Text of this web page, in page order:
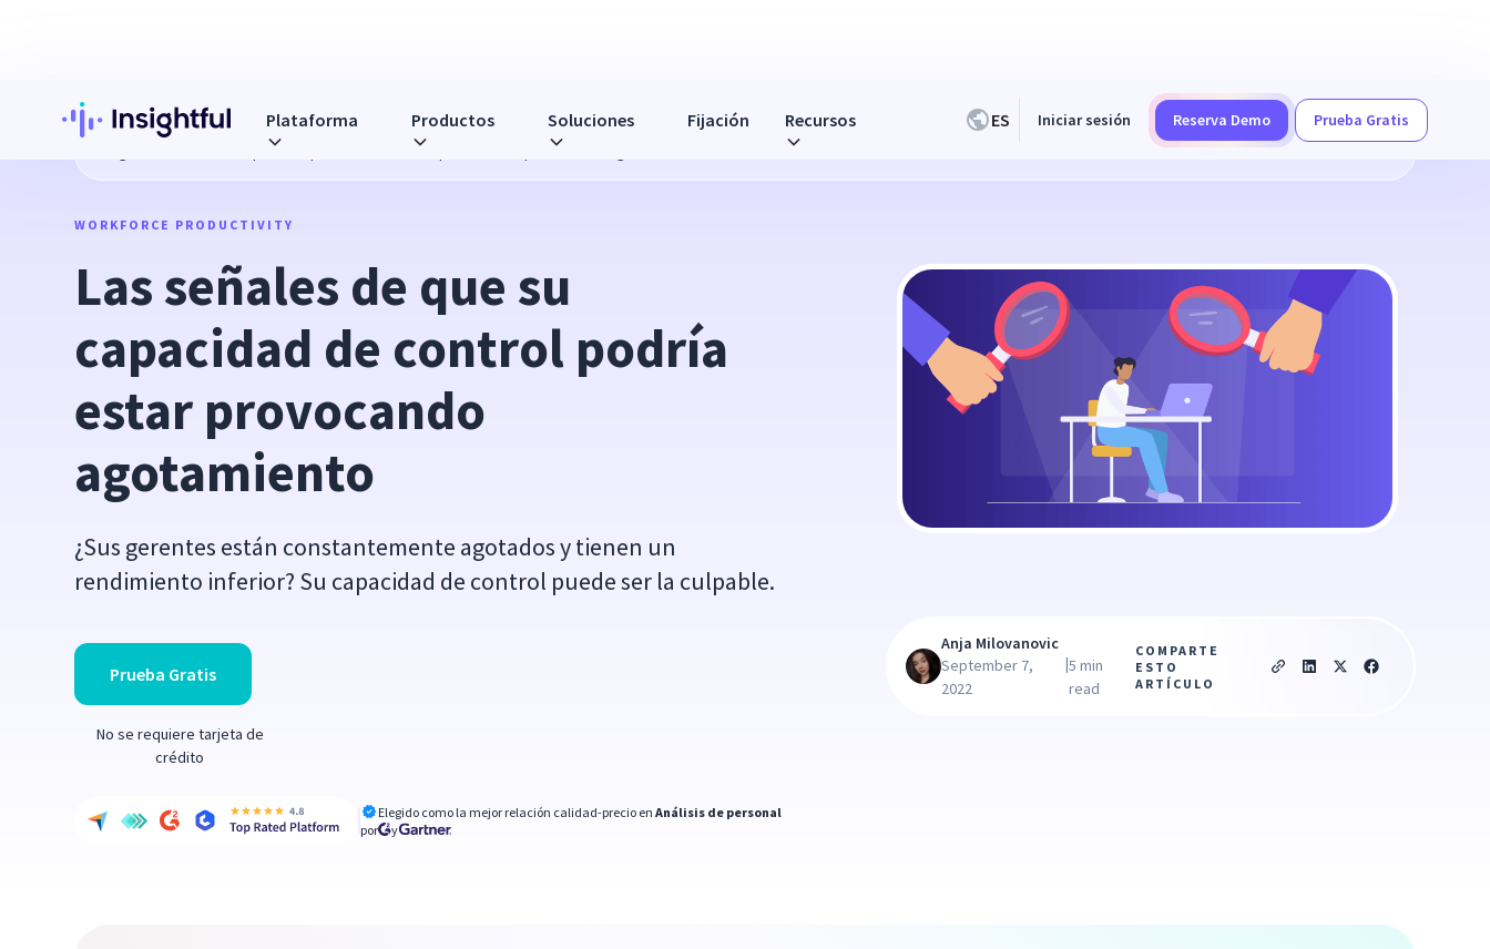
Plataforma Productos Soluciones Fijación Recursos ES Iniciar sesión Reserva Demo
Prueba Gratis
Las señales de que su capacidad de control podría estar provocando agotamiento
WORKFORCE PRODUCTIVITY
Las señales de que su
capacidad de control podría
estar provocando
agotamiento
¿Sus gerentes están constantemente agotados y tienen un
rendimiento inferior? Su capacidad de control puede ser la culpable.
Prueba Gratis
No se requiere tarjeta de
crédito
Elegido como la mejor relación calidad-precio enAnálisis de personal
por
y
Anja Milovanovic
September 7,
2022
|5 min
read
COMPARTE
ESTO
ARTÍCULO